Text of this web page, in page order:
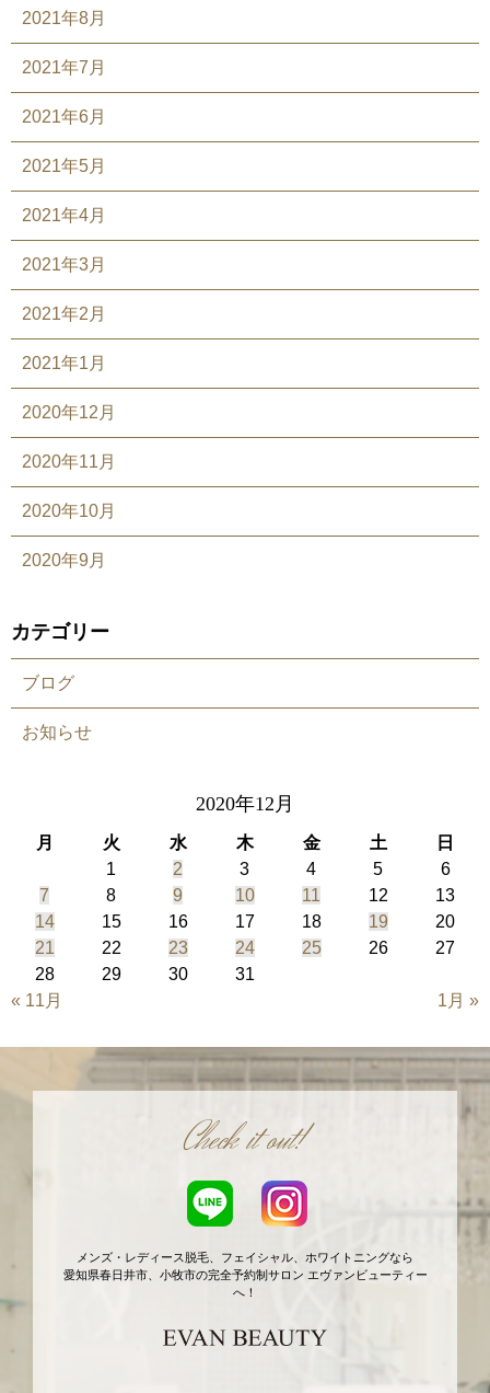
2021年8月
2021年7月
2021年6月
2021年5月
2021年4月
2021年3月
2021年2月
2021年1月
2020年12月
2020年11月
2020年10月
2020年9月
カテゴリー
ブログ
お知らせ
2020年12月
月 火 水 木 金 土
日
1
2 3 4 5
6
7
8 9 10 11 12
13
14
15 16 17 18 19
20
21
22 23 24 25 26
27
28
29 30
31
« 11月
1月 »
Check it out!
メンズ・レディース脱毛、フェイシャル、ホワイトニングなら
愛知県春日井市、小牧市の完全予約制サロン エヴァンビューティー
へ！